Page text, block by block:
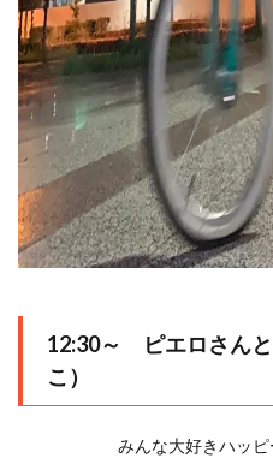
12:30～ ピエロさん
こ）
みんな大好きハッ